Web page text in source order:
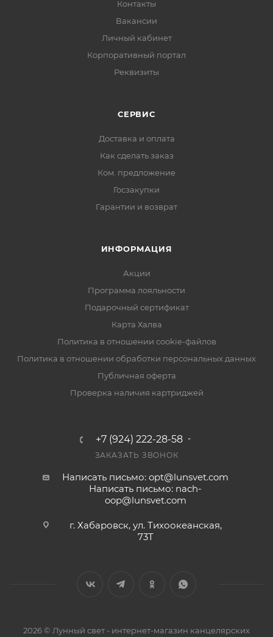
Контакты
Вакансии
Личный кабинет
Корпоративный портал
Реквизиты
СЕРВИС
Доставка и оплата
Как сделать заказ
Ком. предложение
Госзакупки
Гарантии и возврат
ИНФОРМАЦИЯ
Акции
Программа лояльности
Подарочный сертификат
Карта Халва
Политика в отношении cookie-файлов
Политика в отношении обработки персональных данных
Публичная оферта
Проверка наличия картриджей
+7 (924) 222-28-58
ЗАКАЗАТЬ ЗВОНОК
Написать письмо: opt@lunsvet.com
Написать письмо: nach-
oop@lunsvet.com
г. Хабаровск, ул. Тихоокеанская,
73Т
2026 © Лунный свет - интернет-магазин канцелярских